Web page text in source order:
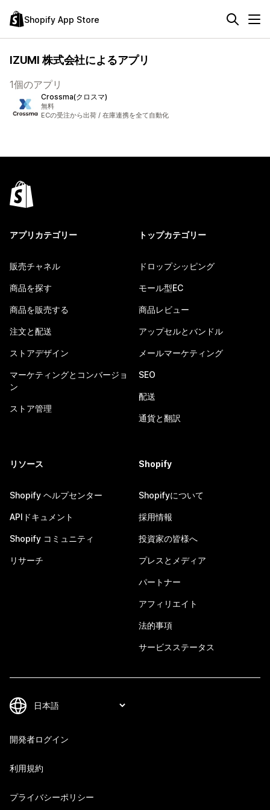
Shopify App Store
IZUMI 株式会社によるアプリ
1個のアプリ
Crossma(クロスマ)
無料
ECの受注から出荷 / 在庫連携を全て自動化
アプリカテゴリー
販売チャネル
商品を探す
商品を販売する
注文と配送
ストアデザイン
マーケティングとコンバージョ
ン
ストア管理
トップカテゴリー
ドロップシッピング
モール型EC
商品レビュー
アップセルとバンドル
メールマーケティング
SEO
配送
通貨と翻訳
リソース
Shopify ヘルプセンター
APIドキュメント
Shopify コミュニティ
リサーチ
Shopify
Shopifyについて
採用情報
投資家の皆様へ
プレスとメディア
パートナー
アフィリエイト
法的事項
サービスステータス
開発者ログイン
利用規約
プライバシーポリシー